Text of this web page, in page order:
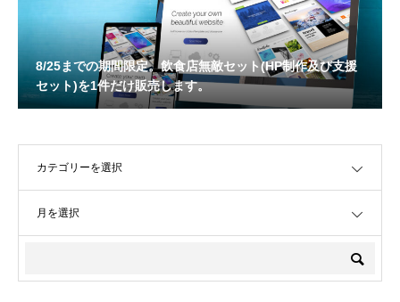
8/25までの期間限定。飲食店無敵セット(HP制作及び支援
セット)を1件だけ販売します。